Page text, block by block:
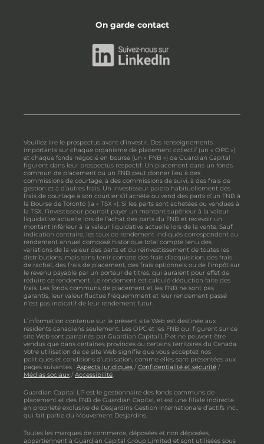
On garde contact
Veuillez lire le prospectus avant d’investir. Des renseignements
importants sur chaque organisme de placement collectif (un « OPC »)
et chaque fonds négocié en bourse (un « FNB ») de Guardian Capital
figurent dans leur prospectus respectif. Un placement dans un fonds
commun de placement ou un FNB peut donner lieu à des
commissions de courtage, à des commissions de suivi, à des frais de
gestion et à d’autres frais. Un investisseur paiera habituellement des
frais de courtage à son courtier s’il achète ou vend des parts d’un FNB à
la Bourse de Toronto (la « TSX »). Si les parts sont achetées ou vendues à
la TSX, l’investisseur pourrait payer un montant supérieur à la valeur
liquidative actuelle lors de l’achat des parts du FNB et recevoir un
montant inférieur à la valeur liquidative actuelle lors de la vente. Sauf
indication contraire, les taux de rendement indiqués correspondent au
rendement annuel composé historique total compte tenu des
variations de la valeur des parts et du réinvestissement de toutes les
distributions, mais sans tenir compte des frais d’acquisition, des frais
de rachat, des frais de placement, des frais optionnels ou de l’impôt sur
le revenu payable par un porteur de titres, qui auraient pour effet de
réduire ce rendement. Le rendement est calculé déduction faite des
frais. Les fonds communs de placement et les FNB ne sont pas
garantis, leur valeur fluctue fréquemment et leur rendement passé
n’est pas indicatif de leur rendement futur.
L’information contenue sur le présent site Web est destinée aux
résidents canadiens seulement. Les OPC et les FNB qui figurent sur ce
site Web sont parrainés par Guardian Capital LP et ne peuvent être
vendus que dans certaines provinces ou certains territoires du Canada.
Votre utilisation de ce site Web signifie que vous acceptez nos
politiques et conditions d’utilisation, comme elles sont présentées aux
pages suivantes : Aspects juridiques /Confidentialité et sécurité /
Médias sociaux /Accessibilité.
Guardian Capital LP est le gestionnaire des fonds communs de
placement et des FNB de Guardian Capital, et est une filiale indirecte
en propriété exclusive de Desjardins Gestion internationale d’actifs inc.,
qui fait partie du Mouvement Desjardins.
Toutes les marques de commerce, déposées et non déposées,
appartiennent à Guardian Capital Group Limited et sont utilisées sous